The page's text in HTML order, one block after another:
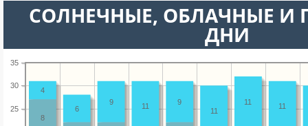
CОЛНЕЧНЫЕ, ОБЛАЧНЫЕ И
ДНИ
25
30
35
8
11
11
11
9
11
9
6
4